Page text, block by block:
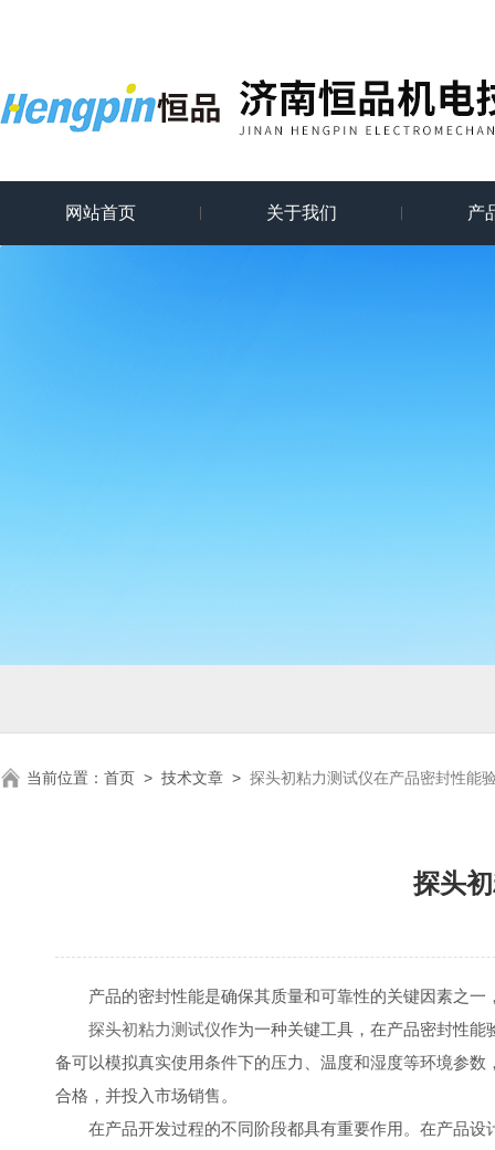
网站首页 关于我们 产
当前位置： 首页 > 技术文章 > 探头初粘力测试仪在产品密封性能
探头
产品的密封性能是确保其质量和可靠性的关键因素之一
探头初粘力测试仪作为一种关键工具，在产品密封性
备可以模拟真实使用条件下的压力、温度和湿度等环境参
合格，并投入市场销售。
在产品开发过程的不同阶段都具有重要作用。在产品设